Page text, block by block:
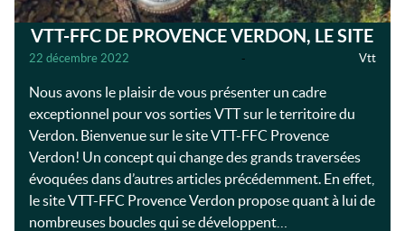
VTT-FFC DE PROVENCE VERDON, LE SITE
22 décembre 2022 - Vtt
Nous avons le plaisir de vous présenter un cadre
exceptionnel pour vos sorties VTT sur le territoire du
Verdon. Bienvenue sur le site VTT-FFC Provence
Verdon! Un concept qui change des grands traversées
évoquées dans d’autres articles précédemment. En effet,
le site VTT-FFC Provence Verdon propose quant à lui de
nombreuses boucles qui se développent…